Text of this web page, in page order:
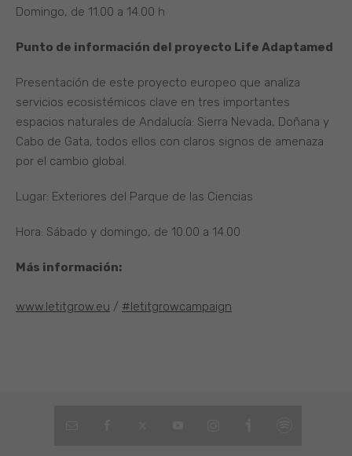
Domingo, de 11.00 a 14.00 h
Punto de información del proyecto Life Adaptamed
Presentación de este proyecto europeo que analiza
servicios ecosistémicos clave en tres importantes
espacios naturales de Andalucía: Sierra Nevada, Doñana y
Cabo de Gata, todos ellos con claros signos de amenaza
por el cambio global.
Lugar: Exteriores del Parque de las Ciencias
Hora: Sábado y domingo, de 10.00 a 14.00
Más información:
www.letitgrow.eu / #letitgrowcampaign